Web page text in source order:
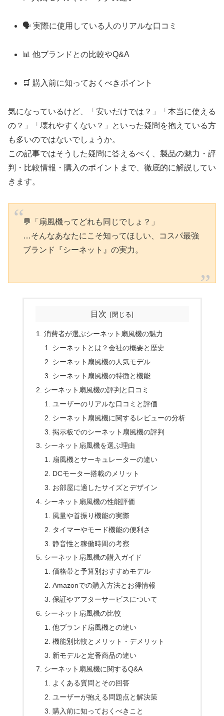
🗣️ 実際に使用している人のリアルな口コミ
📊 他ブランドとの比較やQ&A
🛒 購入前に知っておくべきポイント
気になっているけど、「安いだけでは？」「本当に使える
の？」「壊れやすくない？」といった疑問を抱えている方
も多いのではないでしょうか。
この記事ではそうした疑問に答えるべく、製品の魅力・評
判・比較情報・購入のポイントまで、徹底的に解説してい
きます。
💬「扇風機ってどれも同じでしょ？」
…そんなあなたにこそ知ってほしい、コスパ最強
ブランド『シーネット』の実力。
目次
消費者が選ぶシーネット扇風機の魅力
シーネットとは？会社の概要と歴史
シーネット扇風機の人気モデル
シーネット扇風機の特徴と機能
シーネット扇風機の評判と口コミ
ユーザーのリアルな口コミと評価
シーネット扇風機に関するレビューの分析
掲示板でのシーネット扇風機の評判
シーネット扇風機を選ぶ理由
扇風機とサーキュレーターの違い
DCモーター搭載のメリット
お部屋に適したサイズとデザイン
シーネット扇風機の性能評価
風量や首振り機能の実際
タイマーやモード機能の便利さ
静音性と稼働時間の考察
シーネット扇風機の購入ガイド
価格帯と予算別おすすめモデル
Amazonでの購入方法とお得情報
保証やアフターサービスについて
シーネット扇風機の比較
他ブランド扇風機との違い
機能別比較とメリット・デメリット
新モデルと定番商品の違い
シーネット扇風機に関するQ&A
よくある質問とその回答
ユーザーが抱える問題点と解決策
購入前に知っておくべきこと